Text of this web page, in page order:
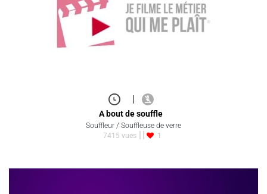
|
A bout de souffle
Souffleur / Souffleuse de verre
7415 vues
1